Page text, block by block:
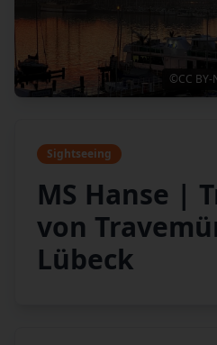
©CC BY-
Sightseeing
MS Hanse |
von
Lübeck